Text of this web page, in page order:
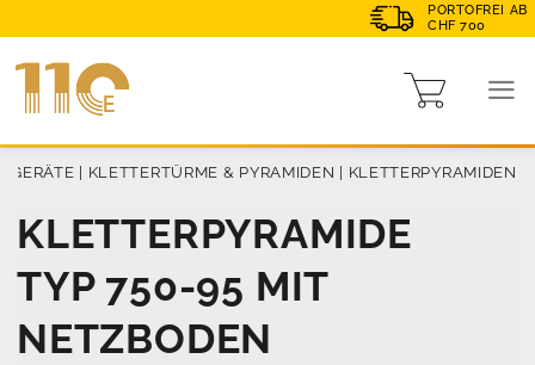
PORTOFREI AB
CHF 700
| KLETTERTÜRME & PYRAMIDEN | KLETTERPYRAMIDEN
KLETTERPYRAMIDE
TYP 750-95 MIT
NETZBODEN